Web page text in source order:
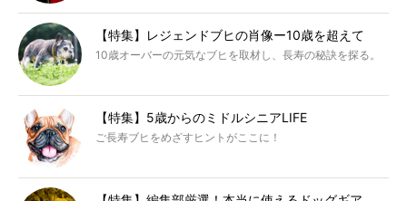
【特集】レジェンドブヒの肖像ー10歳を超えて
10歳オーバーの元気なブヒを取材し、長寿の秘訣を探る。
【特集】5歳からのミドルシニアLIFE
ご長寿ブヒをめざすヒントがここに！